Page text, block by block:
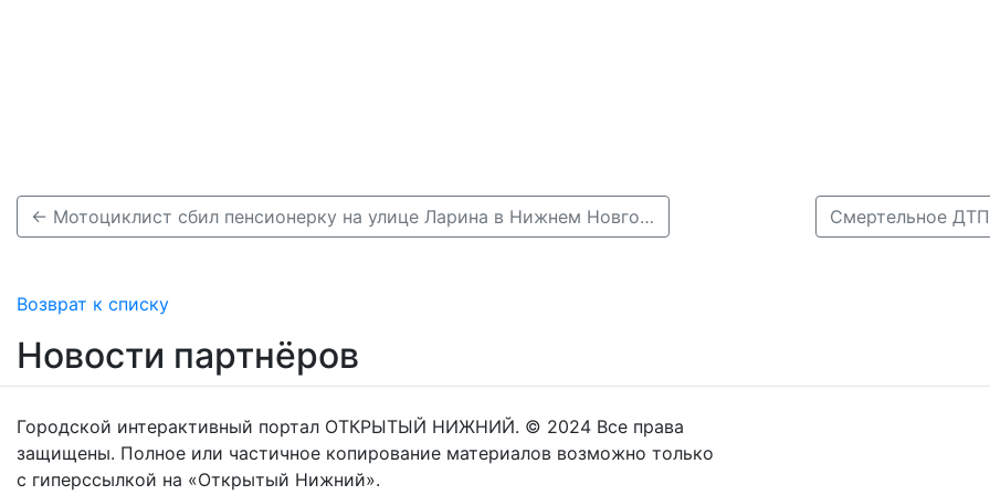
← Мотоциклист сбил пенсионерку на улице Ларина в Нижнем Новгороде
Возврат к списку
Новости партнёров
Городской интерактивный портал ОТКРЫТЫЙ НИЖНИЙ. © 2024 Все права
защищены. Полное или частичное копирование материалов возможно только
с гиперссылкой на «Открытый Нижний».